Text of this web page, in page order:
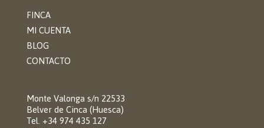
FINCA
MI CUENTA
BLOG
CONTACTO
Monte Valonga s/n 22533
Belver de Cinca (Huesca)
Tel. +34 974 435 127